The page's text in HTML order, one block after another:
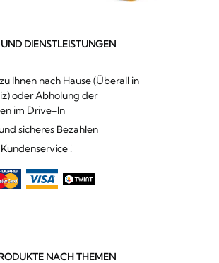
DIENSTLEISTUNGEN
Ihnen nach Hause (Überall in
oder Abholung der
im Drive-In
sicheres Bezahlen
!
NACH THEMEN